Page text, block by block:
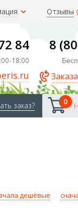
Отзывы
84
18:00
8
0
заказ?
дешёвые